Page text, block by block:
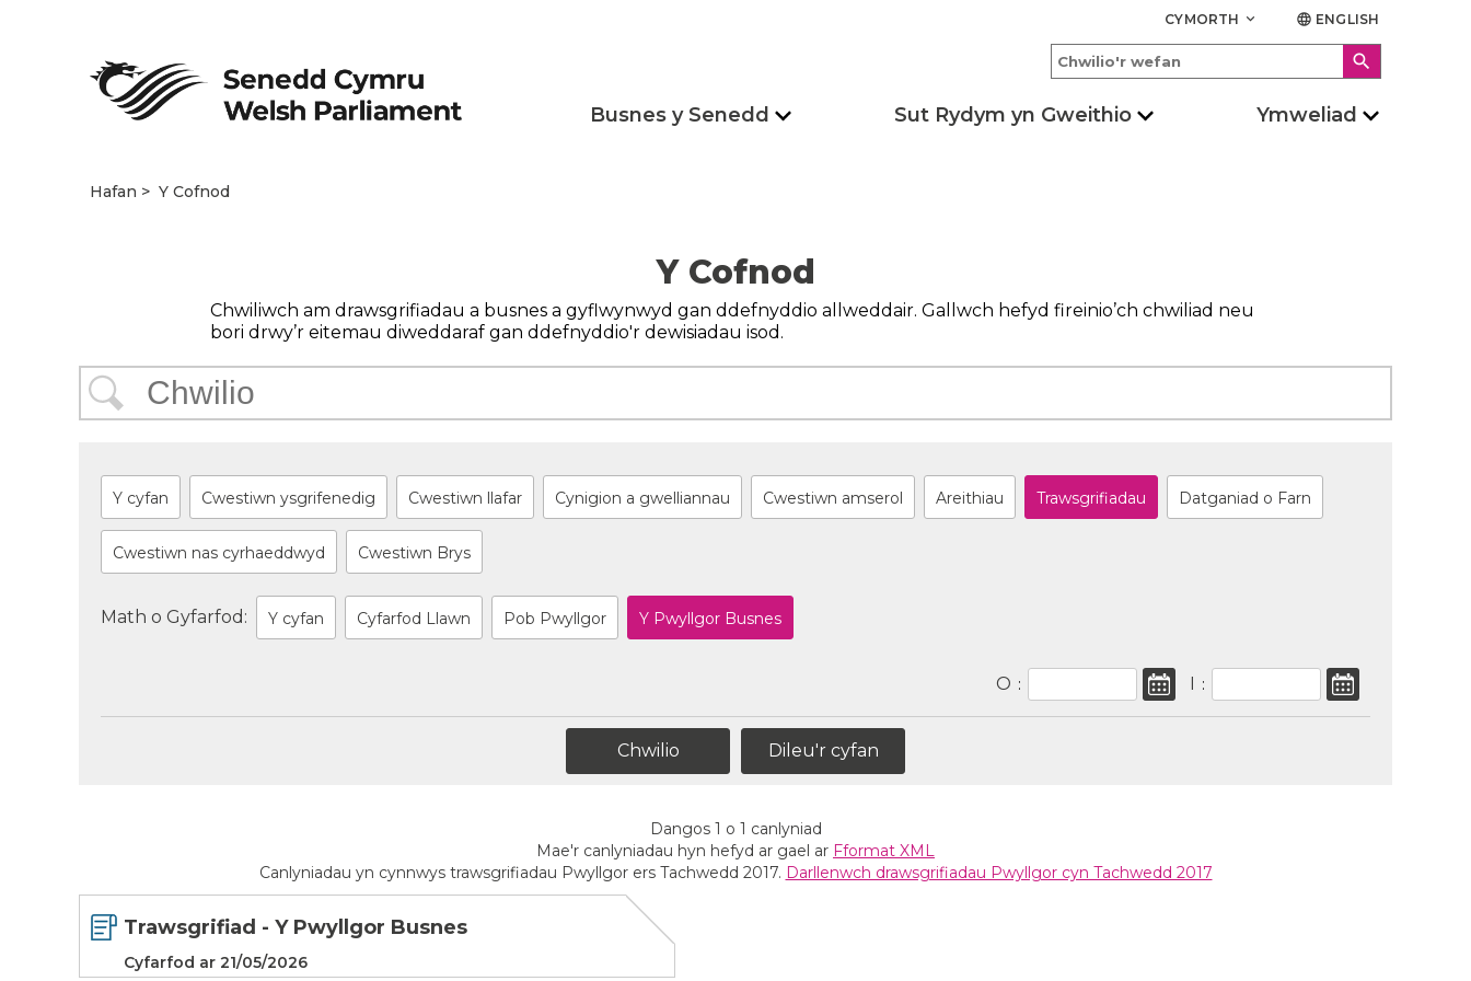
CYMORTH keyboard_arrow_down language ENGLISH
search
Busnes y Senedd Sut Rydym yn Gweithio Ymweliad
Hafan Y Cofnod
Y Cofnod
Chwiliwch am drawsgrifiadau a busnes a gyflwynwyd gan ddefnyddio allweddair. Gallwch hefyd fireinio’ch chwiliad neu
bori drwy’r eitemau diweddaraf gan ddefnyddio'r dewisiadau isod.
Y cyfan Cwestiwn ysgrifenedig Cwestiwn llafar Cynigion a gwelliannau Cwestiwn amserol Areithiau Trawsgrifiadau Datganiad o Farn
Cwestiwn nas cyrhaeddwyd Cwestiwn Brys
Math o Gyfarfod: Y cyfan Cyfarfod Llawn Pob Pwyllgor Y Pwyllgor Busnes
O : I :
Dileu'r cyfan
Dangos 1 o 1 canlyniad
Mae'r canlyniadau hyn hefyd ar gael ar Fformat XML
Canlyniadau yn cynnwys trawsgrifiadau Pwyllgor ers Tachwedd 2017. Darllenwch drawsgrifiadau Pwyllgor cyn Tachwedd 2017
Trawsgrifiad - Y Pwyllgor Busnes
Cyfarfod ar 21/05/2026